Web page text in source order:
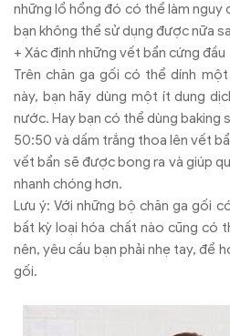
những lổ hổng đó có thể làm nguy
bạn không thể sử dụng được nữa
+ Xác định những vết bẩn cứng đầu
Trên chăn ga gối có thể dính
này, bạn hãy dùng một ít dung
nước. Hay bạn có thể dùng baking
50:50 và dấm trắng thoa lên vết
vết bẩn sẽ được bong ra và giúp
nhanh chóng hơn.
Lưu ý: Với những bộ chăn ga gối
bất kỳ loại hóa chất nào cũng có
nên, yêu cầu bạn phải nhẹ tay, để
gối.